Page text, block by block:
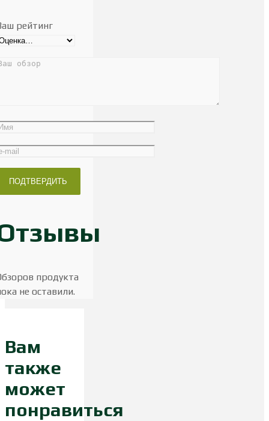
рейтинг
продукта
не оставили.
Вам
также
может
понравиться